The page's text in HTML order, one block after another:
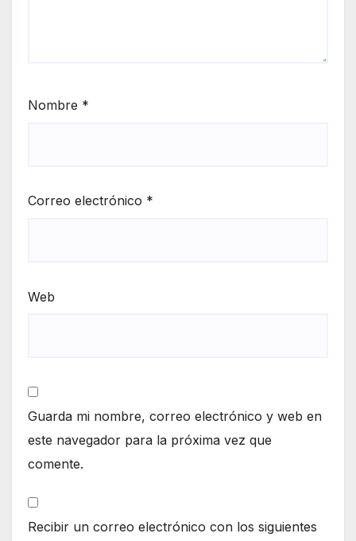
Nombre *
Correo electrónico *
Web
Guarda mi nombre, correo electrónico y web en
este navegador para la próxima vez que
comente.
Recibir un correo electrónico con los siguientes